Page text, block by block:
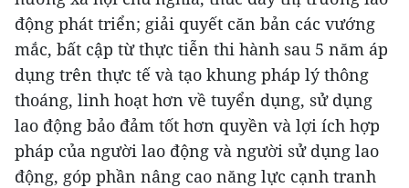
động phát triển; giải quyết căn bản các vướng
mắc, bất cập từ thực tiễn thi hành sau 5 năm áp
dụng trên thực tế và tạo khung pháp lý thông
thoáng, linh hoạt hơn về tuyển dụng, sử dụng
lao động bảo đảm tốt hơn quyền và lợi ích hợp
pháp của người lao động và người sử dụng lao
động, góp phần nâng cao năng lực cạnh tranh